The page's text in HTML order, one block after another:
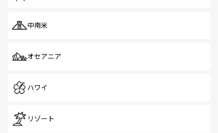
中南米
オセアニア
ハワイ
リゾート